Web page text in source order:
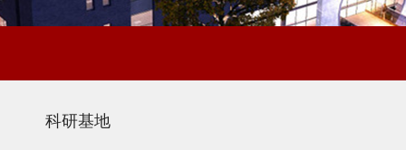
科研基地